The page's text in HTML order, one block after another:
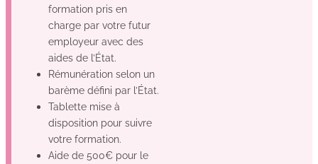
formation pris en
charge par votre futur
employeur avec des
aides de l’État.
Rémunération selon un
barème défini par l’État.
Tablette mise à
disposition pour suivre
votre formation.
Aide de 500€ pour le